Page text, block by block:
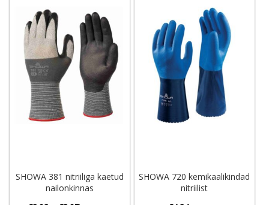
SHOWA 381 nitriiliga kaetud
nailonkinnas
SHOWA 720 kemikaalikindad
nitriilist